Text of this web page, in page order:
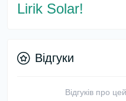
Lirik Solar!
Відгуки
Відгуків про